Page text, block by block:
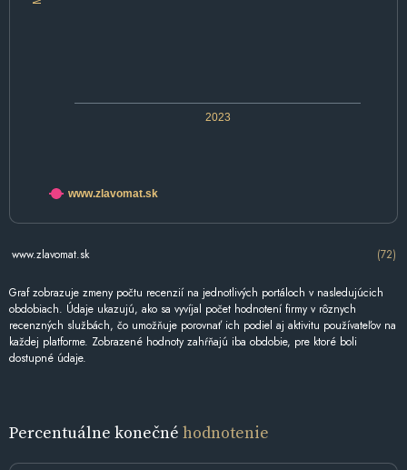
2023
www.zlavomat.sk
www.zlavomat.sk (72)
Graf zobrazuje zmeny počtu recenzií na jednotlivých portáloch v nasledujúcich
obdobiach. Údaje ukazujú, ako sa vyvíjal počet hodnotení firmy v rôznych
recenzných službách, čo umožňuje porovnať ich podiel aj aktivitu používateľov na
každej platforme. Zobrazené hodnoty zahŕňajú iba obdobie, pre ktoré boli
dostupné údaje.
Percentuálne konečné hodnotenie